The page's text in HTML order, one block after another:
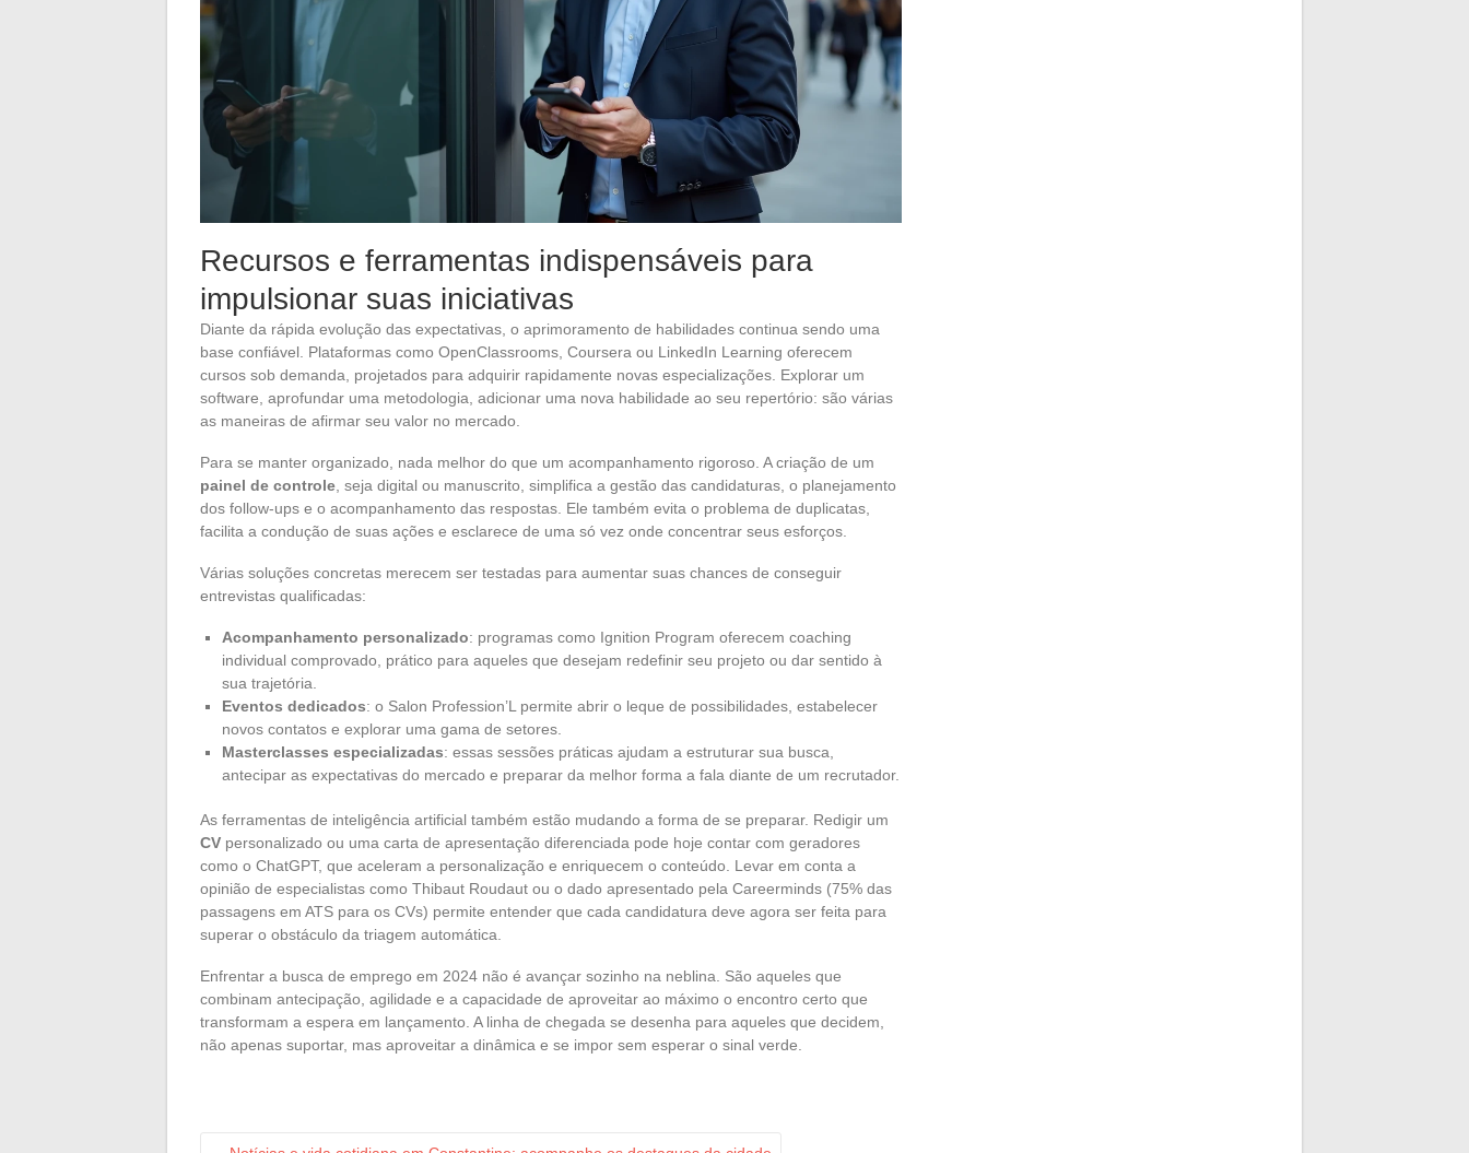
Recursos e ferramentas indispensáveis para
impulsionar suas iniciativas
Diante da rápida evolução das expectativas, o aprimoramento de habilidades continua sendo uma
base confiável. Plataformas como OpenClassrooms, Coursera ou LinkedIn Learning oferecem
cursos sob demanda, projetados para adquirir rapidamente novas especializações. Explorar um
software, aprofundar uma metodologia, adicionar uma nova habilidade ao seu repertório: são várias
as maneiras de afirmar seu valor no mercado.
Para se manter organizado, nada melhor do que um acompanhamento rigoroso. A criação de um
painel de controle , seja digital ou manuscrito, simplifica a gestão das candidaturas, o planejamento
dos follow-ups e o acompanhamento das respostas. Ele também evita o problema de duplicatas,
facilita a condução de suas ações e esclarece de uma só vez onde concentrar seus esforços.
Várias soluções concretas merecem ser testadas para aumentar suas chances de conseguir
entrevistas qualificadas:
Acompanhamento personalizado: programas como Ignition Program oferecem coaching
individual comprovado, prático para aqueles que desejam redefinir seu projeto ou dar sentido à
sua trajetória.
Eventos dedicados: o Salon Profession’L permite abrir o leque de possibilidades, estabelecer
novos contatos e explorar uma gama de setores.
Masterclasses especializadas: essas sessões práticas ajudam a estruturar sua busca,
antecipar as expectativas do mercado e preparar da melhor forma a fala diante de um recrutador.
As ferramentas de inteligência artificial também estão mudando a forma de se preparar. Redigir um
CV personalizado ou uma carta de apresentação diferenciada pode hoje contar com geradores
como o ChatGPT, que aceleram a personalização e enriquecem o conteúdo. Levar em conta a
opinião de especialistas como Thibaut Roudaut ou o dado apresentado pela Careerminds (75% das
passagens em ATS para os CVs) permite entender que cada candidatura deve agora ser feita para
superar o obstáculo da triagem automática.
Enfrentar a busca de emprego em 2024 não é avançar sozinho na neblina. São aqueles que
combinam antecipação, agilidade e a capacidade de aproveitar ao máximo o encontro certo que
transformam a espera em lançamento. A linha de chegada se desenha para aqueles que decidem,
não apenas suportar, mas aproveitar a dinâmica e se impor sem esperar o sinal verde.